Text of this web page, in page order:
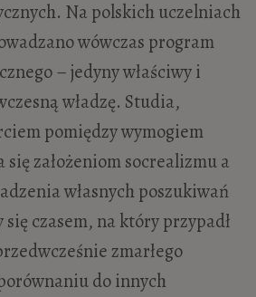
Na polskich uczelniach
wówczas program
– jedyny właściwy i
władzę. Studia,
pomiędzy wymogiem
założeniom socrealizmu a
własnych poszukiwań
czasem, na który przypadł
zmarłego
do innych